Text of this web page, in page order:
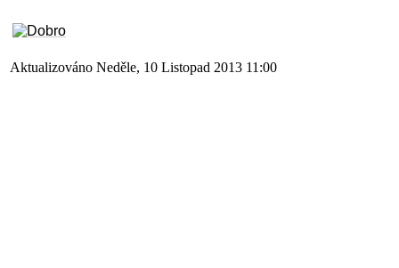
Aktualizováno Neděle, 10 Listopad 2013 11:00